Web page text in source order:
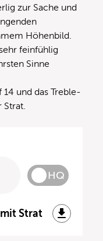
zur Sache und
Höhenbild.
feinfühlig
Sinne
und das Treble-
HQ
Strat